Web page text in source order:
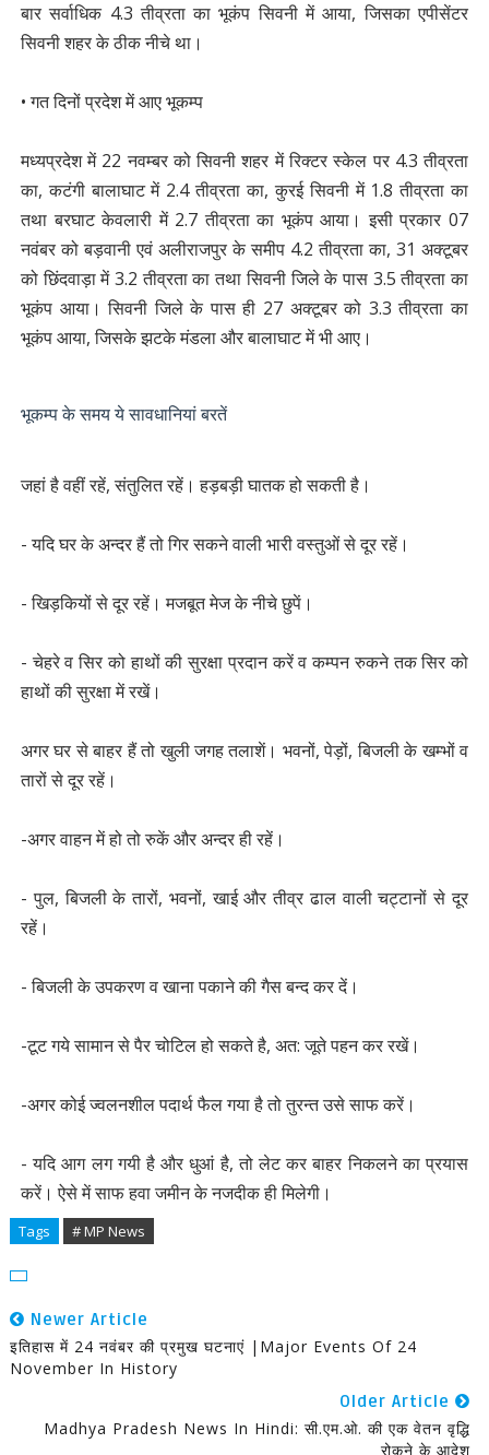
बार सर्वाधिक 4.3 तीव्रता का भूकंप सिवनी में आया, जिसका एपीसेंटर
सिवनी शहर के ठीक नीचे था।
• गत दिनों प्रदेश में आए भूकम्प
मध्यप्रदेश में 22 नवम्बर को सिवनी शहर में रिक्टर स्केल पर 4.3 तीव्रता
का, कटंगी बालाघाट में 2.4 तीव्रता का, कुरई सिवनी में 1.8 तीव्रता का
तथा बरघाट केवलारी में 2.7 तीव्रता का भूकंप आया। इसी प्रकार 07
नवंबर को बड़वानी एवं अलीराजपुर के समीप 4.2 तीव्रता का, 31 अक्टूबर
को छिंदवाड़ा में 3.2 तीव्रता का तथा सिवनी जिले के पास 3.5 तीव्रता का
भूकंप आया। सिवनी जिले के पास ही 27 अक्टूबर को 3.3 तीव्रता का
भूकंप आया, जिसके झटके मंडला और बालाघाट में भी आए।
भूकम्प के समय ये सावधानियां बरतें
जहां है वहीं रहें, संतुलित रहें। हड़बड़ी घातक हो सकती है।
- यदि घर के अन्दर हैं तो गिर सकने वाली भारी वस्तुओं से दूर रहें।
- खिड़कियों से दूर रहें। मजबूत मेज के नीचे छुपें।
- चेहरे व सिर को हाथों की सुरक्षा प्रदान करें व कम्पन रुकने तक सिर को
हाथों की सुरक्षा में रखें।
अगर घर से बाहर हैं तो खुली जगह तलाशें। भवनों, पेड़ों, बिजली के खम्भों व
तारों से दूर रहें।
-अगर वाहन में हो तो रुकें और अन्दर ही रहें।
- पुल, बिजली के तारों, भवनों, खाई और तीव्र ढाल वाली चट्टानों से दूर
रहें।
- बिजली के उपकरण व खाना पकाने की गैस बन्द कर दें।
-टूट गये सामान से पैर चोटिल हो सकते है, अत: जूते पहन कर रखें।
-अगर कोई ज्वलनशील पदार्थ फैल गया है तो तुरन्त उसे साफ करें।
- यदि आग लग गयी है और धुआं है, तो लेट कर बाहर निकलने का प्रयास
करें। ऐसे में साफ हवा जमीन के नजदीक ही मिलेगी।
Tags # MP News
Newer Article
इतिहास में 24 नवंबर की प्रमुख घटनाएं |Major Events Of 24
November In History
Older Article
Madhya Pradesh News In Hindi: सी.एम.ओ. की एक वेतन वृद्धि
रोकने के आदेश